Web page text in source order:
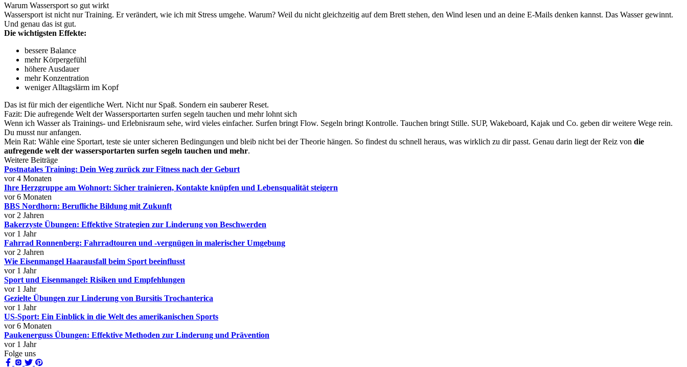
Warum Wassersport so gut wirkt
Wassersport ist nicht nur Training. Er verändert, wie ich mit Stress umgehe. Warum? Weil du nicht gleichzeitig auf dem Brett stehen, den Wind lesen und an deine E-Mails denken kannst. Das Wasser gewinnt.
Und genau das ist gut.
Die wichtigsten Effekte:
bessere Balance
mehr Körpergefühl
höhere Ausdauer
mehr Konzentration
weniger Alltagslärm im Kopf
Das ist für mich der eigentliche Wert. Nicht nur Spaß. Sondern ein sauberer Reset.
Fazit: Die aufregende Welt der Wassersportarten surfen segeln tauchen und mehr lohnt sich
Wenn ich Wasser als Trainings- und Erlebnisraum sehe, wird vieles einfacher. Surfen bringt Flow. Segeln bringt Kontrolle. Tauchen bringt Stille. SUP, Wakeboard, Kajak und Co. geben dir weitere Wege rein.
Du musst nur anfangen.
Mein Rat: Wähle eine Sportart, teste sie unter sicheren Bedingungen und bleib nicht bei der Theorie hängen. So findest du schnell heraus, was wirklich zu dir passt. Genau darin liegt der Reiz von die
aufregende welt der wassersportarten surfen segeln tauchen und mehr.
Weitere Beiträge
Postnatales Training: Dein Weg zurück zur Fitness nach der Geburt
vor 4 Monaten
Ihre Herzgruppe am Wohnort: Sicher trainieren, Kontakte knüpfen und Lebensqualität steigern
vor 6 Monaten
BBS Nordhorn: Berufliche Bildung mit Zukunft
vor 2 Jahren
Bakerzyste Übungen: Effektive Strategien zur Linderung von Beschwerden
vor 1 Jahr
Fahrrad Ronnenberg: Fahrradtouren und -vergnügen in malerischer Umgebung
vor 2 Jahren
Wie Eisenmangel Haarausfall beim Sport beeinflusst
vor 1 Jahr
Sport und Eisenmangel: Risiken und Empfehlungen
vor 1 Jahr
Gezielte Übungen zur Linderung von Bursitis Trochanterica
vor 1 Jahr
US-Sport: Ein Einblick in die Welt des amerikanischen Sports
vor 6 Monaten
Paukenerguss Übungen: Effektive Methoden zur Linderung und Prävention
vor 1 Jahr
Folge uns